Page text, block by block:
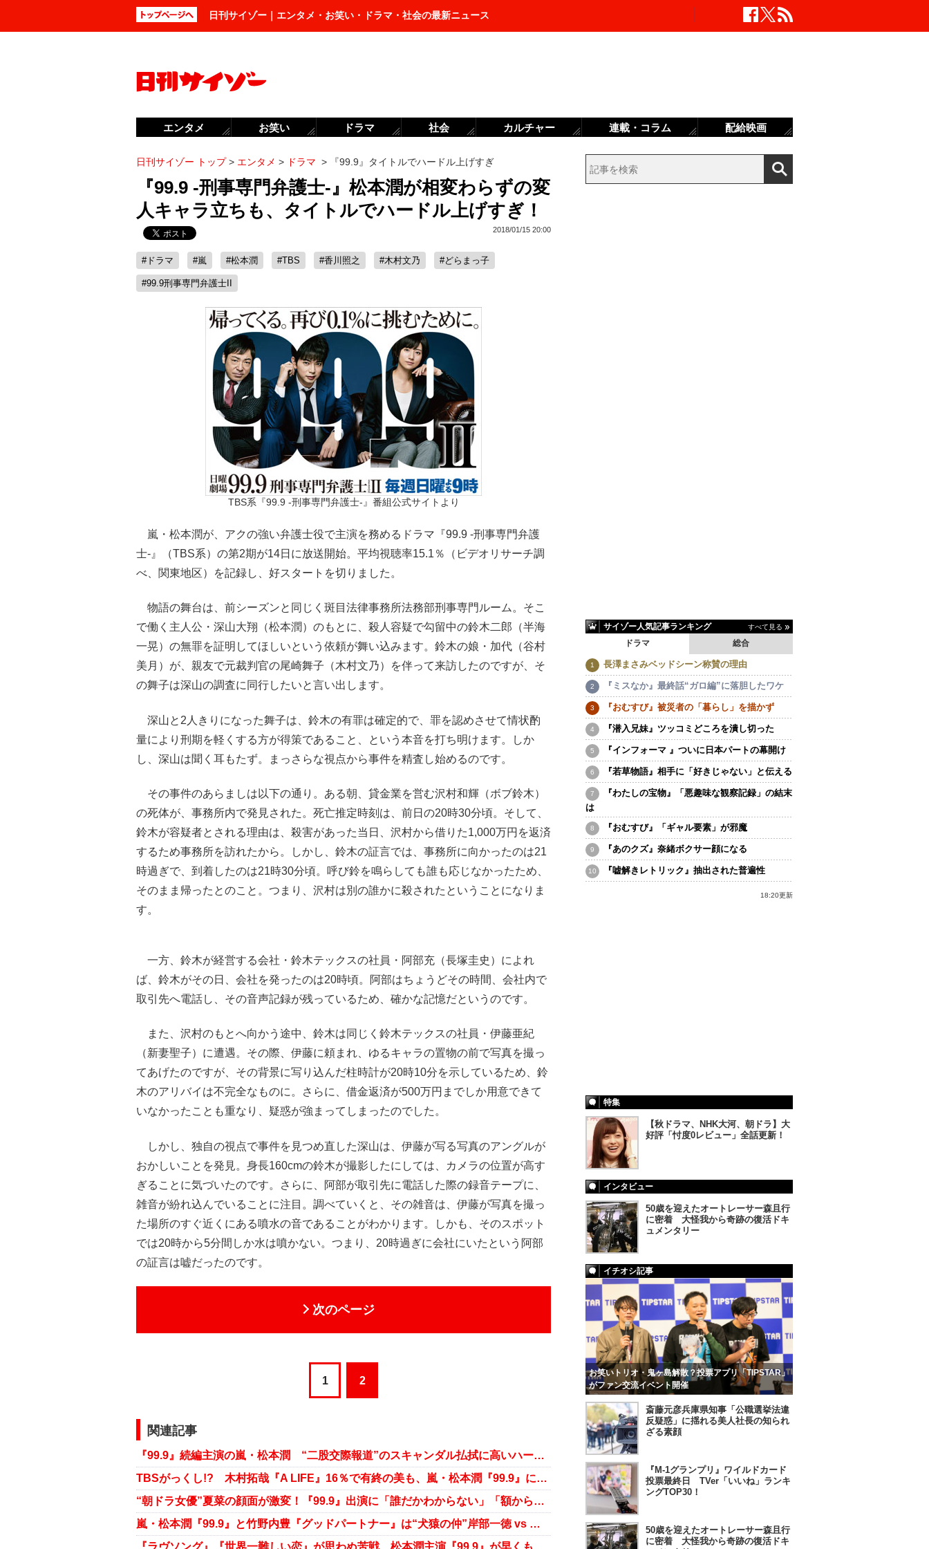
日刊サイゾー｜エンタメ・お笑い・ドラマ・社会の最新ニュース
日刊サイゾー トップ> エンタメ > ドラマ > 『99.9』タイトルでハードル上げすぎ
『99.9 -刑事専門弁護士-』松本潤が相変わらずの変
人キャラ立ちも、タイトルでハードル上げすぎ！
2018/01/15 20:00
#ドラマ #嵐 #松本潤 #TBS #香川照之 #木村文乃 #どらまっ子
#99.9刑事専門弁護士II
TBS系『99.9 -刑事専門弁護士-』番組公式サイトより
嵐・松本潤が、アクの強い弁護士役で主演を務めるドラマ『99.9 -刑事専門弁護
士-』（TBS系）の第2期が14日に放送開始。平均視聴率15.1％（ビデオリサーチ調
べ、関東地区）を記録し、好スタートを切りました。
物語の舞台は、前シーズンと同じく斑目法律事務所法務部刑事専門ルーム。そこ
で働く主人公・深山大翔（松本潤）のもとに、殺人容疑で勾留中の鈴木二郎（半海
一晃）の無罪を証明してほしいという依頼が舞い込みます。鈴木の娘・加代（谷村
美月）が、親友で元裁判官の尾崎舞子（木村文乃）を伴って来訪したのですが、そ
の舞子は深山の調査に同行したいと言い出します。
深山と2人きりになった舞子は、鈴木の有罪は確定的で、罪を認めさせて情状酌
量により刑期を軽くする方が得策であること、という本音を打ち明けます。しか
し、深山は聞く耳もたず。まっさらな視点から事件を精査し始めるのです。
その事件のあらましは以下の通り。ある朝、貸金業を営む沢村和輝（ボブ鈴木）
の死体が、事務所内で発見された。死亡推定時刻は、前日の20時30分頃。そして、
鈴木が容疑者とされる理由は、殺害があった当日、沢村から借りた1,000万円を返済
するため事務所を訪れたから。しかし、鈴木の証言では、事務所に向かったのは21
時過ぎで、到着したのは21時30分頃。呼び鈴を鳴らしても誰も応じなかったため、
そのまま帰ったとのこと。つまり、沢村は別の誰かに殺されたということになりま
す。
一方、鈴木が経営する会社・鈴木テックスの社員・阿部充（長塚圭史）によれ
ば、鈴木がその日、会社を発ったのは20時頃。阿部はちょうどその時間、会社内で
取引先へ電話し、その音声記録が残っているため、確かな記憶だというのです。
また、沢村のもとへ向かう途中、鈴木は同じく鈴木テックスの社員・伊藤亜紀
（新妻聖子）に遭遇。その際、伊藤に頼まれ、ゆるキャラの置物の前で写真を撮っ
てあげたのですが、その背景に写り込んだ柱時計が20時10分を示しているため、鈴
木のアリバイは不完全なものに。さらに、借金返済が500万円までしか用意できて
いなかったことも重なり、疑惑が強まってしまったのでした。
しかし、独自の視点で事件を見つめ直した深山は、伊藤が写る写真のアングルが
おかしいことを発見。身長160cmの鈴木が撮影したにしては、カメラの位置が高す
ぎることに気づいたのです。さらに、阿部が取引先に電話した際の録音テープに、
雑音が紛れ込んでいることに注目。調べていくと、その雑音は、伊藤が写真を撮っ
た場所のすぐ近くにある噴水の音であることがわかります。しかも、そのスポット
では20時から5分間しか水は噴かない。つまり、20時過ぎに会社にいたという阿部
の証言は嘘だったのです。
次のページ
1 2
関連記事
『99.9』続編主演の嵐・松本潤 “二股交際報道”のスキャンダル払拭に高いハードル
TBSがっくし!? 木村拓哉『A LIFE』16％で有終の美も、嵐・松本潤『99.9』に大負けで……
“朝ドラ女優”夏菜の顔面が激変！『99.9』出演に「誰だかわからない」「額から鼻がはえてる」
嵐・松本潤『99.9』と竹野内豊『グッドパートナー』は“犬猿の仲”岸部一徳 vs 國村隼の代理戦争!?
サイゾー人気記事ランキング すべて見る
ドラマ 総合
長澤まさみベッドシーン称賛の理由
『ミスなか』最終話“ガロ編”に落胆したワケ
『おむすび』被災者の「暮らし」を描かず
『潜入兄妹』ツッコミどころを潰し切った
『インフォーマ 』ついに日本パートの幕開け
『若草物語』相手に「好きじゃない」と伝える
『わたしの宝物』「悪趣味な観察記録」の結末
は
『おむすび』「ギャル要素」が邪魔
『あのクズ』奈緒ボクサー顔になる
『嘘解きレトリック』抽出された普遍性
18:20更新
特集
【秋ドラマ、NHK大河、朝ドラ】大
好評「忖度0レビュー」全話更新！
インタビュー
50歳を迎えたオートレーサー森且行
に密着 大怪我から奇跡の復活ドキ
ュメンタリー
イチオシ記事
お笑いトリオ・鬼ヶ島解散？投票アプリ「TIPSTAR」
がファン交流イベント開催
斎藤元彦兵庫県知事「公職選挙法違
反疑惑」に揺れる美人社長の知られ
ざる素顔
『M-1グランプリ』ワイルドカード
投票最終日 TVer「いいね」ランキ
ングTOP30！
50歳を迎えたオートレーサー森且行
に密着 大怪我から奇跡の復活ドキ
エンタメ お笑い ドラマ 社会 カルチャー 連載・コラム 配給映画